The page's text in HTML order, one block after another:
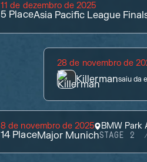
11 de dezembro de 2025
5 PlaceAsia Pacific League
28 de novembro de
Killermansaiu da
8 de novembro de 2025 BMW Park
14 PlaceMajor MunichSTAGE 2